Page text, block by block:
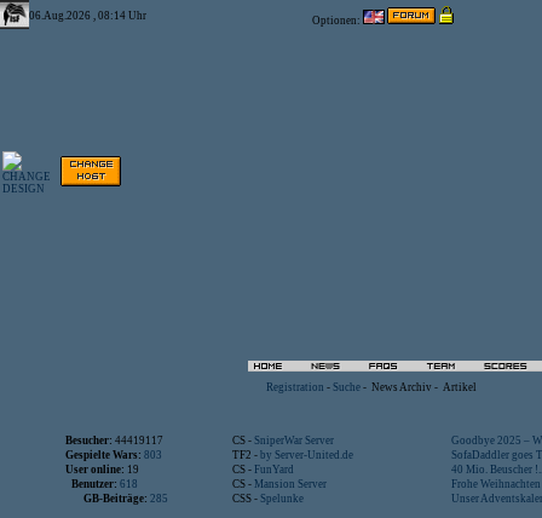
06.Aug.2026 , 08:14 Uhr Optionen:
Registration - Suche - News Archiv - Artikel
Besucher: 44419117 CS - SniperWar Server
Goodbye 2025 –
Gespielte Wars: 803 TF2 - by Server-United.de
SofaDaddler goes
User online: 19 CS - FunYard
40 Mio. Beuscher
Benutzer: 618 CS - Mansion Server
Frohe
GB-Beiträge: 285 CSS - Spelunke Unser